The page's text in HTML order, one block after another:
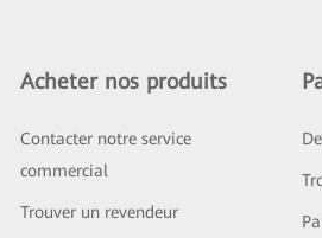
Acheter nos produits
Contacter notre service
commercial
Trouver un revendeur